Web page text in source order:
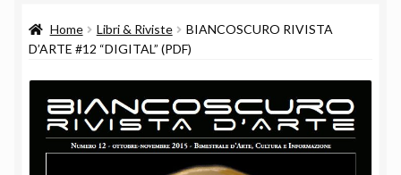
Carrello
Cassa
Chi siamo
Home Libri & Riviste
BIANCOSCURO RIVISTA
D’ARTE #12 “DIGITAL” (PDF)